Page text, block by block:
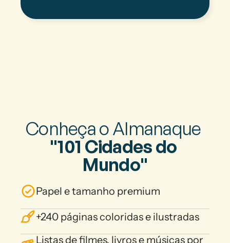
"101 Cidades do
Mundo"
Papel e tamanho premium
+240 páginas coloridas e ilustradas
Listas de filmes, livros e músicas por